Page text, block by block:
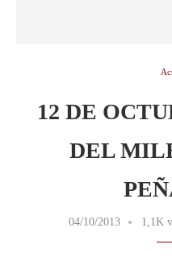
12 DE
DEL
04/10/2013 1,1K